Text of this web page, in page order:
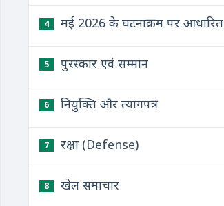
4 मई 2026 के घटनाक्रम पर आधारित
5 पुरस्कार एवं सम्मान
6 नियुक्ति और त्यागपत्र
7 रक्षा (Defense)
8 खेल समाचार